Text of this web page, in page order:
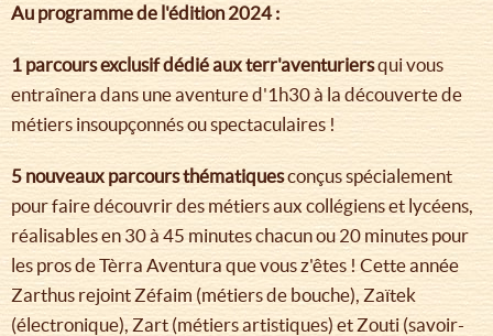
Au programme de l'édition 2024 :
1 parcours exclusif dédié aux terr'aventuriersqui vous
entraînera dans une aventure d'1h30 à la découverte de
métiers insoupçonnés ou spectaculaires !
5 nouveaux parcours thématiquesconçus spécialement
pour faire découvrir des métiers aux collégiens et lycéens,
réalisables en 30 à 45 minutes chacun ou 20 minutes pour
les pros de Tèrra Aventura que vous z'êtes ! Cette année
Zarthus rejoint Zéfaim (métiers de bouche), Zaïtek
(électronique), Zart (métiers artistiques) et Zouti (savoir-